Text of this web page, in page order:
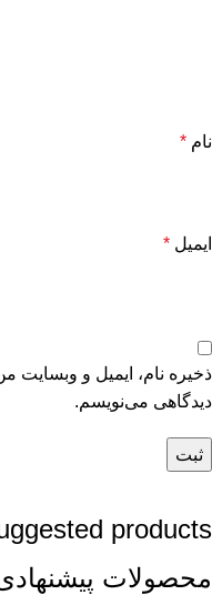
نام *
ایمیل *
ذخیره نام، ایمیل و وبسایت
دیدگاهی می‌نویسم.
products
محصولات